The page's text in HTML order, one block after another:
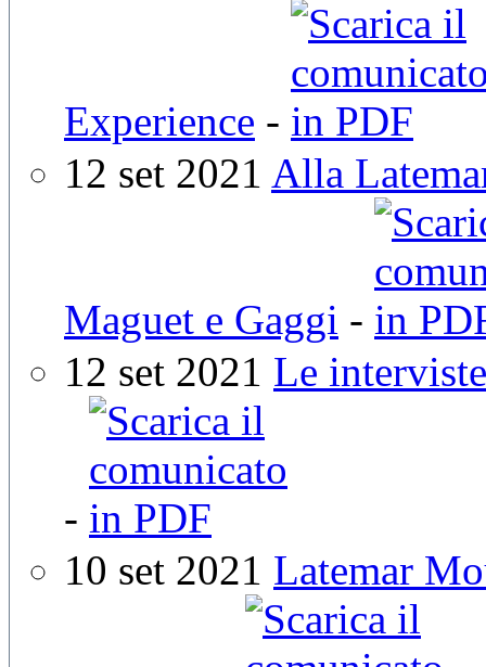
Experience -
12 set 2021 Alla
Maguet e Gaggi -
12 set 2021 Le
-
10 set 2021 Latemar